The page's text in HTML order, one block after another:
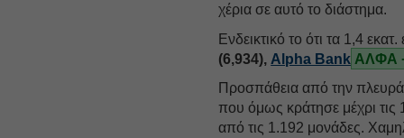
χέρια σε αυτό το διάστημα.
Ενδεικτικό το ότι τα 1,4
(6,934), Alpha Bank ΑΛΦΑ
Προσπάθεια από την
που όμως κράτησε μέχρι τις
από τις 1.192 μονάδες.